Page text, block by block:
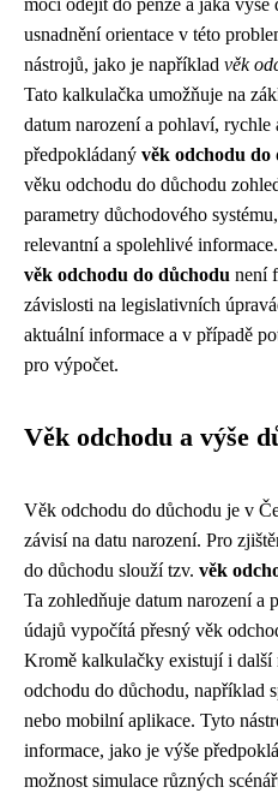
moci odejít do penze a jaká výše
usnadnění orientace v této
nástrojů, jako je například věk
Tato kalkulačka umožňuje na
datum narození a pohlaví, rychle
předpokládaný věk odchodu do
věku odchodu do důchodu
parametry důchodového
relevantní a spolehlivé
věk odchodu do důchodu není
závislosti na legislativních
aktuální informace a v případě
pro výpočet.
Věk odchodu a výše
Věk odchodu do důchodu je v
závisí na datu narození. Pro
do důchodu slouží tzv. věk
Ta zohledňuje datum narození a
údajů vypočítá přesný věk
Kromě kalkulačky existují i další
odchodu do důchodu, například
nebo mobilní aplikace. Tyto
informace, jako je výše
možnost simulace různých